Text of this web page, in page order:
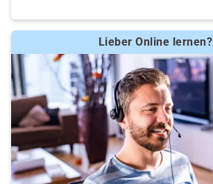
Lieber Online lernen?